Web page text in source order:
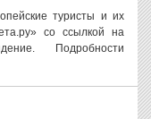
туристы и их
со ссылкой на
Подробности